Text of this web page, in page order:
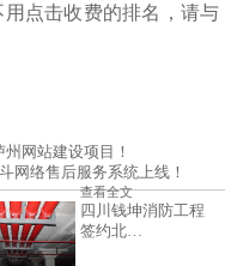
点击收费的排名，请与
网站建设项目！
网络售后服务系统上线！
四川钱坤消防工程
签约北…
查看全文